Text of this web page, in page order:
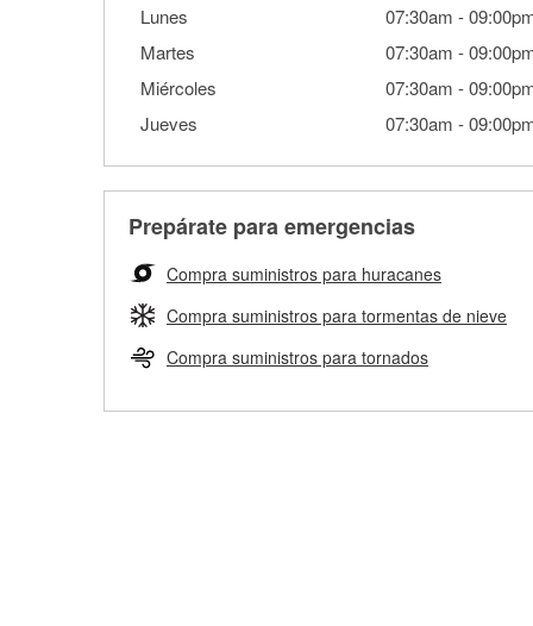
Lunes
07:30am -
Martes
07:30am -
Miércoles
07:30am -
Jueves
07:30am -
Prepárate para emergencias
Compra suministros para huracanes
Compra suministros para tormentas de nieve
Compra suministros para tornados